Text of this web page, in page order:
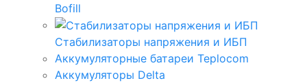
Bofill
Стабилизаторы напряжения и ИБП
Аккумуляторные батареи Teplocom
Аккумуляторы Delta